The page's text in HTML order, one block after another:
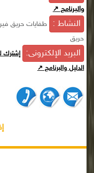
والبرنامج ↗
النشاط :
طفايات حريق
حريق
البريد الإلكترونى: إشترك
الدليل والبرنامج ↗